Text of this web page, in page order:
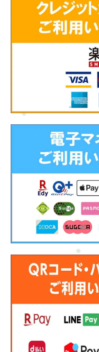
をしますか？
いことはしませんのでご安
に意識を向けたりといった
いのペースで通うと効果的
{"@type": "Answer","text": "
けることで、体や心の変化
の活用がおすすめです。
があるときでも受けて大丈
"Answer","text": "痛みの強
す。状態に合わせて無理な
"着替えは必要ですか？
"Answer","text": "こちらで
す。"}},{"@type":
ることはありますか？
"Answer","text": "水分を多
ごしください。セルフケア
体も、心も、生活も。どれ
います。Refresh Jamでは、
く、“これからも続けられる
思っています。ご予約はこ
LINE・WEB・ホットペッ
ー・minimoで予約ができま
はこちら来店予約フォーム
LINE:@mui1682tLINEのト
すよろしければ是非、登録
録をお勧めします(^^)住所